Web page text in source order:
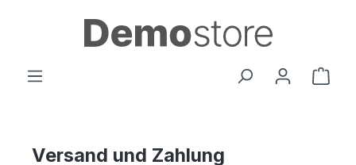
Zum Hauptinhalt springen
Versand und Zahlung